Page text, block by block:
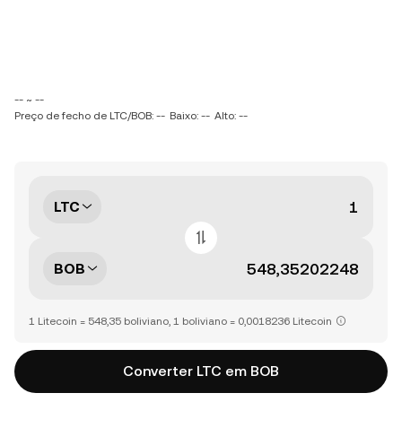
-- ~ --
Preço de fecho de LTC/BOB: -- Baixo: -- Alto: --
LTC
BOB
1 Litecoin = 548,35 boliviano, 1 boliviano = 0,0018236 Litecoin
Converter LTC em BOB